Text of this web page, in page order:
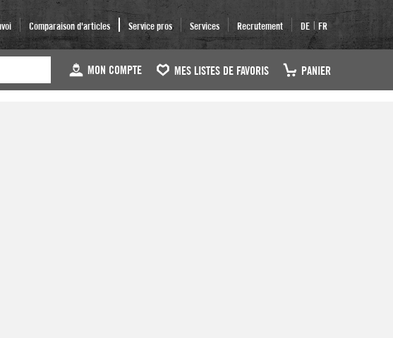
Comparaison d'articles Service pros Services Recrutement DE | FR
MON COMPTE MES LISTES DE FAVORIS PANIER